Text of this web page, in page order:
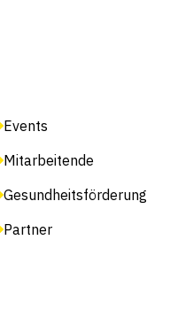
Events
Mitarbeitende
Gesundheitsförderung
Partner